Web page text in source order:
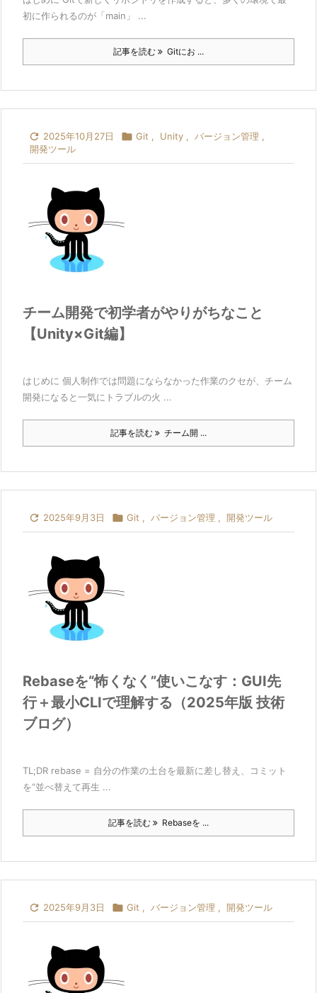
初に作られるのが「main」 ...
記事を読む Gitにお ...
 2025年10月27日  Git , Unity , バージョン管理 ,
開発ツール
チーム開発で初学者がやりがちなこと
【Unity×Git編】
はじめに 個人制作では問題にならなかった作業のクセが、チーム
開発になると一気にトラブルの火 ...
記事を読む チーム開 ...
 2025年9月3日  Git , バージョン管理 , 開発ツール
Rebaseを“怖くなく”使いこなす：GUI先
行＋最小CLIで理解する（2025年版 技術
ブログ）
TL;DR rebase = 自分の作業の土台を最新に差し替え、コミット
を“並べ替えて再生 ...
記事を読む Rebaseを ...
 2025年9月3日  Git , バージョン管理 , 開発ツール